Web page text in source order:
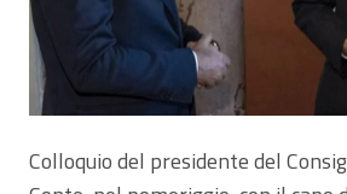
Colloquio del presidente del